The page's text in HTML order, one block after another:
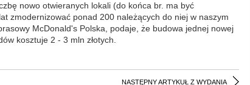
nowo otwieranych lokali (do końca br. ma być
zmodernizować ponad 200 należących do niej w naszym
McDonald's Polska, podaje, że budowa jednej nowej
kosztuje 2 - 3 mln złotych.
NASTĘPNY ARTYKUŁ Z WYDANIA